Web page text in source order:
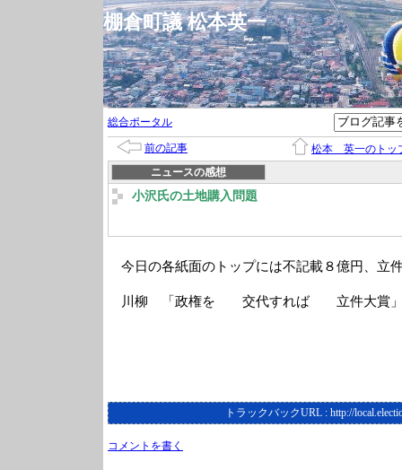
棚倉町議 松本英一
総合ポータル
前の記事
松本 英一のトッ
ニュースの感想
小沢氏の土地購入問題
今日の各紙面のトップには不記載８億円、立
川柳 「政権を 交代すれば 立件大賞
トラックバックURL : http://
コメントを書く